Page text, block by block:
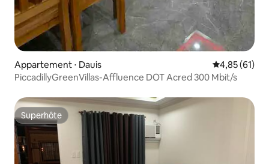
Appartement ⋅ Dauis Évaluation
4,85 (61)
PiccadillyGreenVillas-Affluence DOT Acred 300 Mbit/s
Superhôte
Superhôte